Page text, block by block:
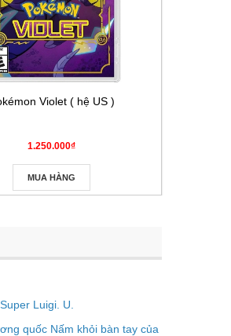
Violet ( hệ US )
1.250.000₫
MUA HÀNG
Luigi. U.
quốc Nấm khỏi bàn tay của